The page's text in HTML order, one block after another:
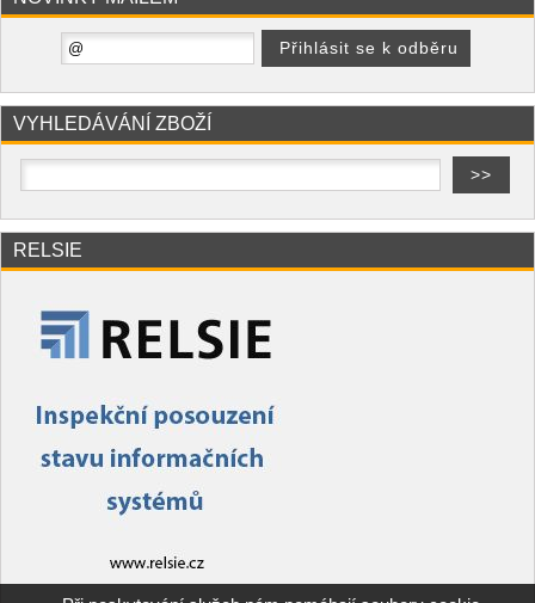
VYHLEDÁVÁNÍ ZBOŽÍ
RELSIE